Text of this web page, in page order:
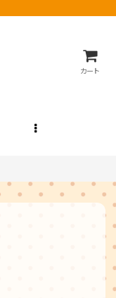
カート